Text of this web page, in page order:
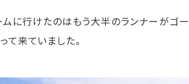
に行けたのはもう大半のランナーがゴ
て来ていました。